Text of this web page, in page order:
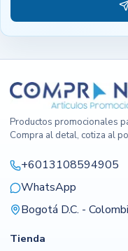
Productos promocionales
Compra al detal, cotiza al
+6013108594905
WhatsApp
Bogotá D.C. -
Tienda